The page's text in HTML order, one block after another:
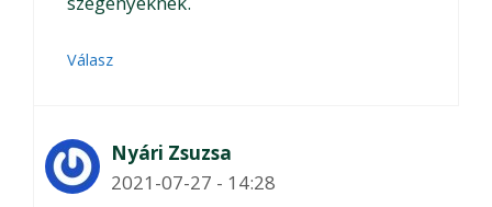
Válasz
Nyári Zsuzsa
2021-07-27 - 14:28